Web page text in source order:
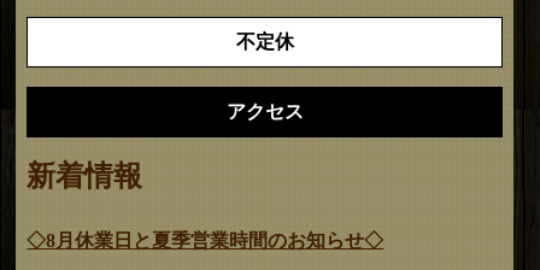
不定休
アクセス
新着情報
◇8月休業日と夏季営業時間のお知らせ◇